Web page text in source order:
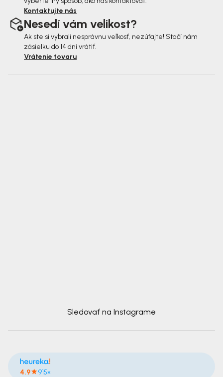
Kontaktujte nás
Nesedí vám velikost?
Ak ste si vybrali nesprávnu veľkosť, nezúfajte! Stačí nám
zásielku do 14 dní vrátiť.
Vrátenie tovaru
Sledovať na Instagrame
4.9 915×